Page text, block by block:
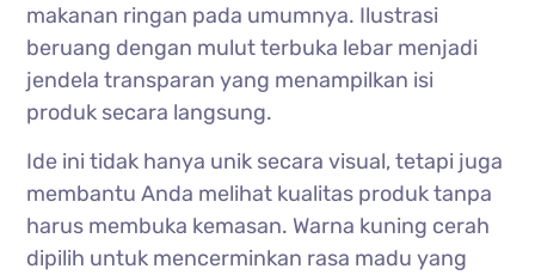
makanan ringan pada umumnya. Ilustrasi
beruang dengan mulut terbuka lebar menjadi
jendela transparan yang menampilkan isi
produk secara langsung.
Ide ini tidak hanya unik secara visual, tetapi juga
membantu Anda melihat kualitas produk tanpa
harus membuka kemasan. Warna kuning cerah
dipilih untuk mencerminkan rasa madu yang